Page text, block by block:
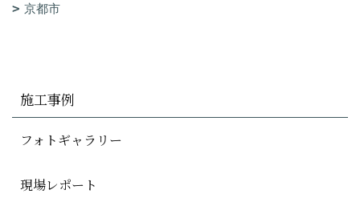
京都市
施工事例
フォトギャラリー
現場レポート